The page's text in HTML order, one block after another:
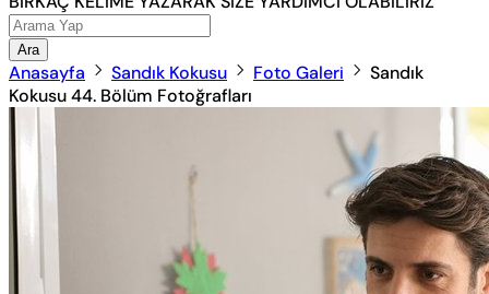
Ara
Anasayfa Sandık Kokusu Foto Galeri
Sandık
Kokusu 44. Bölüm Fotoğrafları